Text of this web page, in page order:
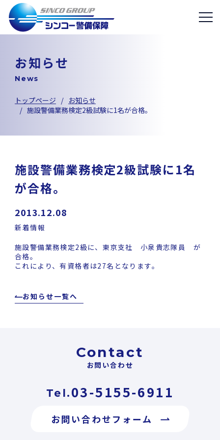
お知らせ
News
トップページ
お知らせ
施設警備業務検定2級試験に1名が合格。
施設警備業務検定2級試験に1名
が合格。
2013.12.08
新着情報
施設警備業務検定2級に、東京支社 小泉貴志隊員 が
合格。
これにより、有資格者は27名となります。
お知らせ一覧へ
Contact
お問い合わせ
Tel. 03-5155-6911
お問い合わせフォーム